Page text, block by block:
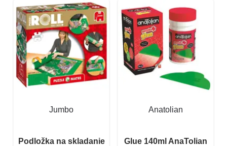
Jumbo
Podložka na skladanie
Anatolian
Glue 140ml AnaTolian